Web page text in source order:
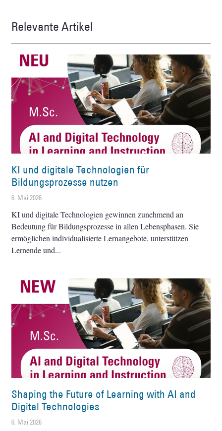
Relevante Artikel
KI und digitale Technologien für
Bildungsprozesse nutzen
6. Mai 2026
KI und digitale Technologien gewinnen zunehmend an
Bedeutung für Bildungsprozesse in allen Lebensphasen. Sie
ermöglichen individualisierte Lernangebote, unterstützen
Lernende und
Shaping the Future of Learning with AI and
Digital Technologies
6. Mai 2026